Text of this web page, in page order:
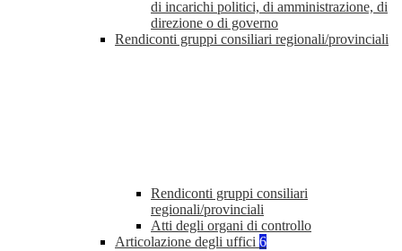
di incarichi politici, di amministrazione, di
direzione o di governo
Rendiconti gruppi consiliari regionali/provinciali
Rendiconti gruppi consiliari
regionali/provinciali
Atti degli organi di controllo
Articolazione degli uffici 6